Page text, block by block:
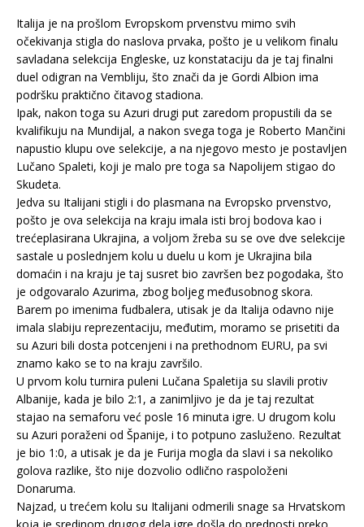
Italija je na prošlom Evropskom prvenstvu mimo svih
očekivanja stigla do naslova prvaka, pošto je u velikom finalu
savladana selekcija Engleske, uz konstataciju da je taj finalni
duel odigran na Vembliju, što znači da je Gordi Albion ima
podršku praktično čitavog stadiona.
Ipak, nakon toga su Azuri drugi put zaredom propustili da se
kvalifikuju na Mundijal, a nakon svega toga je Roberto Mančini
napustio klupu ove selekcije, a na njegovo mesto je postavljen
Lučano Spaleti, koji je malo pre toga sa Napolijem stigao do
Skudeta.
Jedva su Italijani stigli i do plasmana na Evropsko prvenstvo,
pošto je ova selekcija na kraju imala isti broj bodova kao i
trećeplasirana Ukrajina, a voljom žreba su se ove dve selekcije
sastale u poslednjem kolu u duelu u kom je Ukrajina bila
domaćin i na kraju je taj susret bio završen bez pogodaka, što
je odgovaralo Azurima, zbog boljeg međusobnog skora.
Barem po imenima fudbalera, utisak je da Italija odavno nije
imala slabiju reprezentaciju, međutim, moramo se prisetiti da
su Azuri bili dosta potcenjeni i na prethodnom EURU, pa svi
znamo kako se to na kraju završilo.
U prvom kolu turnira puleni Lučana Spaletija su slavili protiv
Albanije, kada je bilo 2:1, a zanimljivo je da je taj rezultat
stajao na semaforu već posle 16 minuta igre. U drugom kolu
su Azuri poraženi od Španije, i to potpuno zasluženo. Rezultat
je bio 1:0, a utisak je da je Furija mogla da slavi i sa nekoliko
golova razlike, što nije dozvolio odlično raspoloženi
Donaruma.
Najzad, u trećem kolu su Italijani odmerili snage sa Hrvatskom